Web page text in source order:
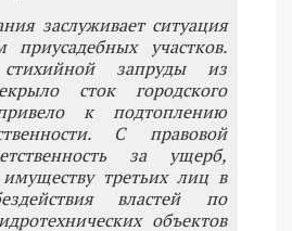
заслуживает ситуация
приусадебных участков.
стихийной запруды из
сток городского
к подтоплению
С правовой
за ущерб,
третьих лиц в
властей по
объектов